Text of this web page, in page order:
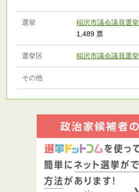
選挙 稲沢市議会議員選挙
1,489 票
選挙区 稲沢市議会議員選挙
その他